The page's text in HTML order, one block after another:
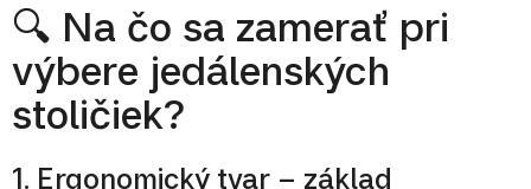
🔍 Na čo sa zamerať pri
výbere jedálenských
stoličiek?
1. Ergonomický tvar – základ